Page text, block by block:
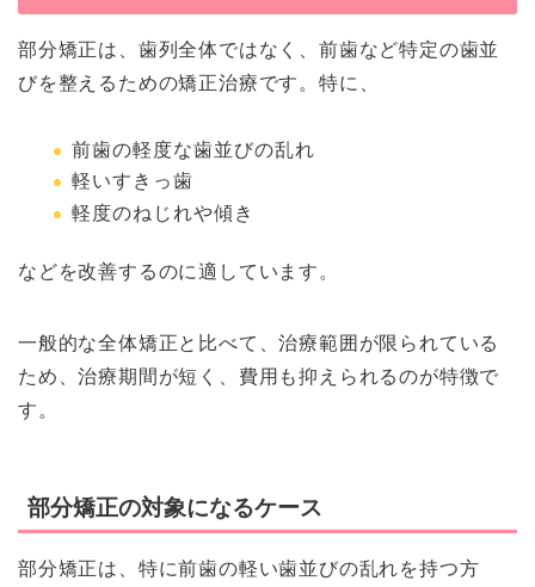
部分矯正は、歯列全体ではなく、前歯など特定の歯並
びを整えるための矯正治療です。特に、
前歯の軽度な歯並びの乱れ
軽いすきっ歯
軽度のねじれや傾き
などを改善するのに適しています。
一般的な全体矯正と比べて、治療範囲が限られている
ため、治療期間が短く、費用も抑えられるのが特徴で
す。
部分矯正の対象になるケース
部分矯正は、特に前歯の軽い歯並びの乱れを持つ方